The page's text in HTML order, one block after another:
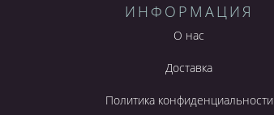
ИНФОРМАЦИЯ
О нас
Доставка
Политика конфиденциальности